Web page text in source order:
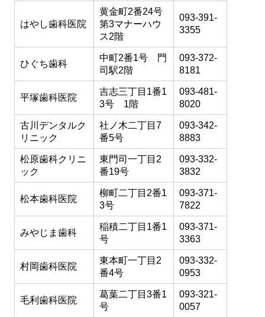
はやし歯科医院
黄金町2番24号
第3マナーハウ
ス2階
093-391-
3355
ひぐち歯科
中町2番1号 門
司駅2階
093-372-
8181
平塚歯科医院
吉志三丁目1番1
3号 1階
093-481-
8020
古川デンタルク
リニック
社ノ木二丁目7
番5号
093-342-
8883
松原歯科クリニ
ック
東門司一丁目2
番19号
093-332-
3832
松本歯科医院
柳町二丁目2番1
3号
093-371-
7822
みやじま歯科
稲積二丁目1番1
号
093-371-
3363
村岡歯科医院
東本町一丁目2
番4号
093-332-
0953
毛利歯科医院
葛葉二丁目3番1
号
093-321-
0057